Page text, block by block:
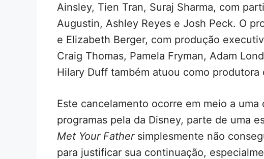
Ainsley, Tien Tran, Suraj Sharma, com
Augustin, Ashley Reyes e Josh Peck. O
e Elizabeth Berger, com produção
Craig Thomas, Pamela Fryman, Adam
Hilary Duff também atuou como produtora
Este cancelamento ocorre em meio a
programas pela da Disney, parte de uma
Met Your Fathersimplesmente não
para justificar sua continuação,